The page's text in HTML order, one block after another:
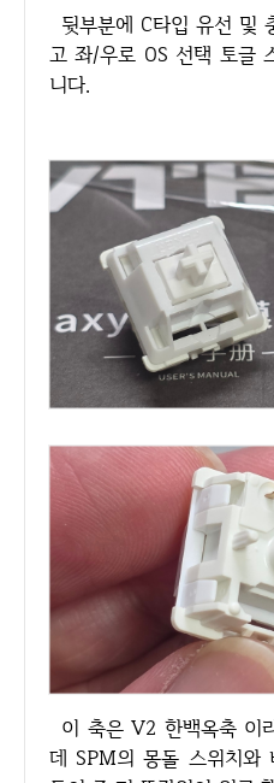
뒷부분에 C타입 유선 및 충전 단자가 있습니다. 그리
고 좌/우로 OS 선택 토글
니다.
이 축은 V2 한백옥축 이라고 하는군요. 처음 써봤는
데 SPM의 몽돌 스위치와